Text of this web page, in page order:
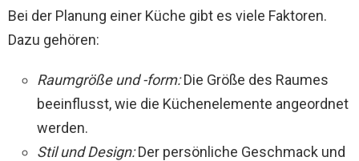
Bei der Planung einer Küche gibt es viele Faktoren.
Dazu gehören:
Raumgröße und -form:Die Größe des Raumes
beeinflusst, wie die Küchenelemente angeordnet
werden.
Stil und Design:Der persönliche Geschmack und